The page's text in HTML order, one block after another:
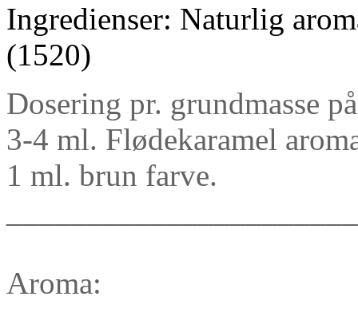
Ingredienser: Naturlig
(1520)
Dosering pr. grundmasse
3-4 ml. Flødekaramel
1 ml. brun farve.
Aroma: